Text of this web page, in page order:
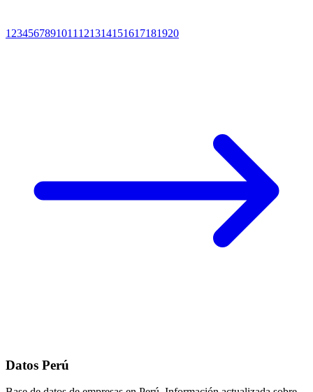
1 234567891011 121314151617181920
Datos Perú